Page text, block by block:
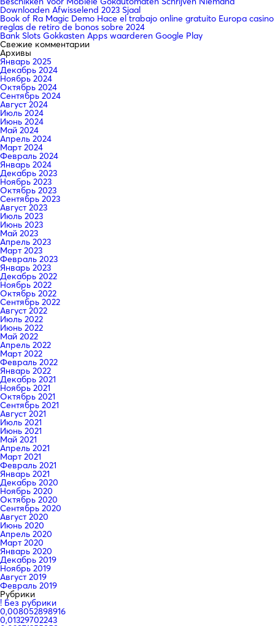
Downloaden Afwisselend 2023 Sjaal
Book of Ra Magic Demo Hace el trabajo online gratuito Europa casino
reglas de retiro de bonos sobre 2024
Bank Slots Gokkasten Apps waarderen Google Play
Свежие комментарии
Архивы
Январь 2025
Декабрь 2024
Ноябрь 2024
Октябрь 2024
Сентябрь 2024
Август 2024
Июль 2024
Июнь 2024
Май 2024
Апрель 2024
Март 2024
Февраль 2024
Январь 2024
Декабрь 2023
Ноябрь 2023
Октябрь 2023
Сентябрь 2023
Август 2023
Июль 2023
Июнь 2023
Май 2023
Апрель 2023
Март 2023
Февраль 2023
Январь 2023
Декабрь 2022
Ноябрь 2022
Октябрь 2022
Сентябрь 2022
Август 2022
Июль 2022
Июнь 2022
Май 2022
Апрель 2022
Март 2022
Февраль 2022
Январь 2022
Декабрь 2021
Ноябрь 2021
Октябрь 2021
Сентябрь 2021
Август 2021
Июль 2021
Июнь 2021
Май 2021
Апрель 2021
Март 2021
Февраль 2021
Январь 2021
Декабрь 2020
Ноябрь 2020
Октябрь 2020
Сентябрь 2020
Август 2020
Июнь 2020
Апрель 2020
Март 2020
Январь 2020
Декабрь 2019
Ноябрь 2019
Август 2019
Февраль 2019
Рубрики
! Без рубрики
0,008052898916
0,01329702243